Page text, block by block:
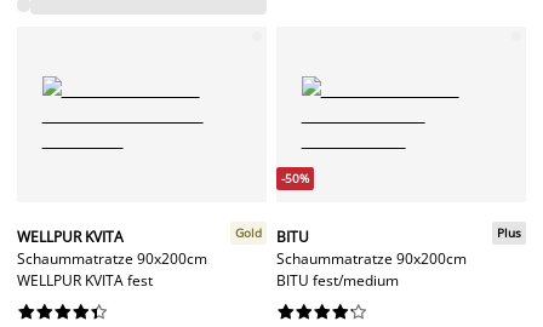
WELLPUR KVITA
Schaummatratze 90x200cm
WELLPUR KVITA fest
Gold






-50%
BITU
Schaummatratze 90x200cm
BITU fest/medium
Plus





